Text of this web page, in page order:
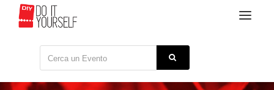
Toggle